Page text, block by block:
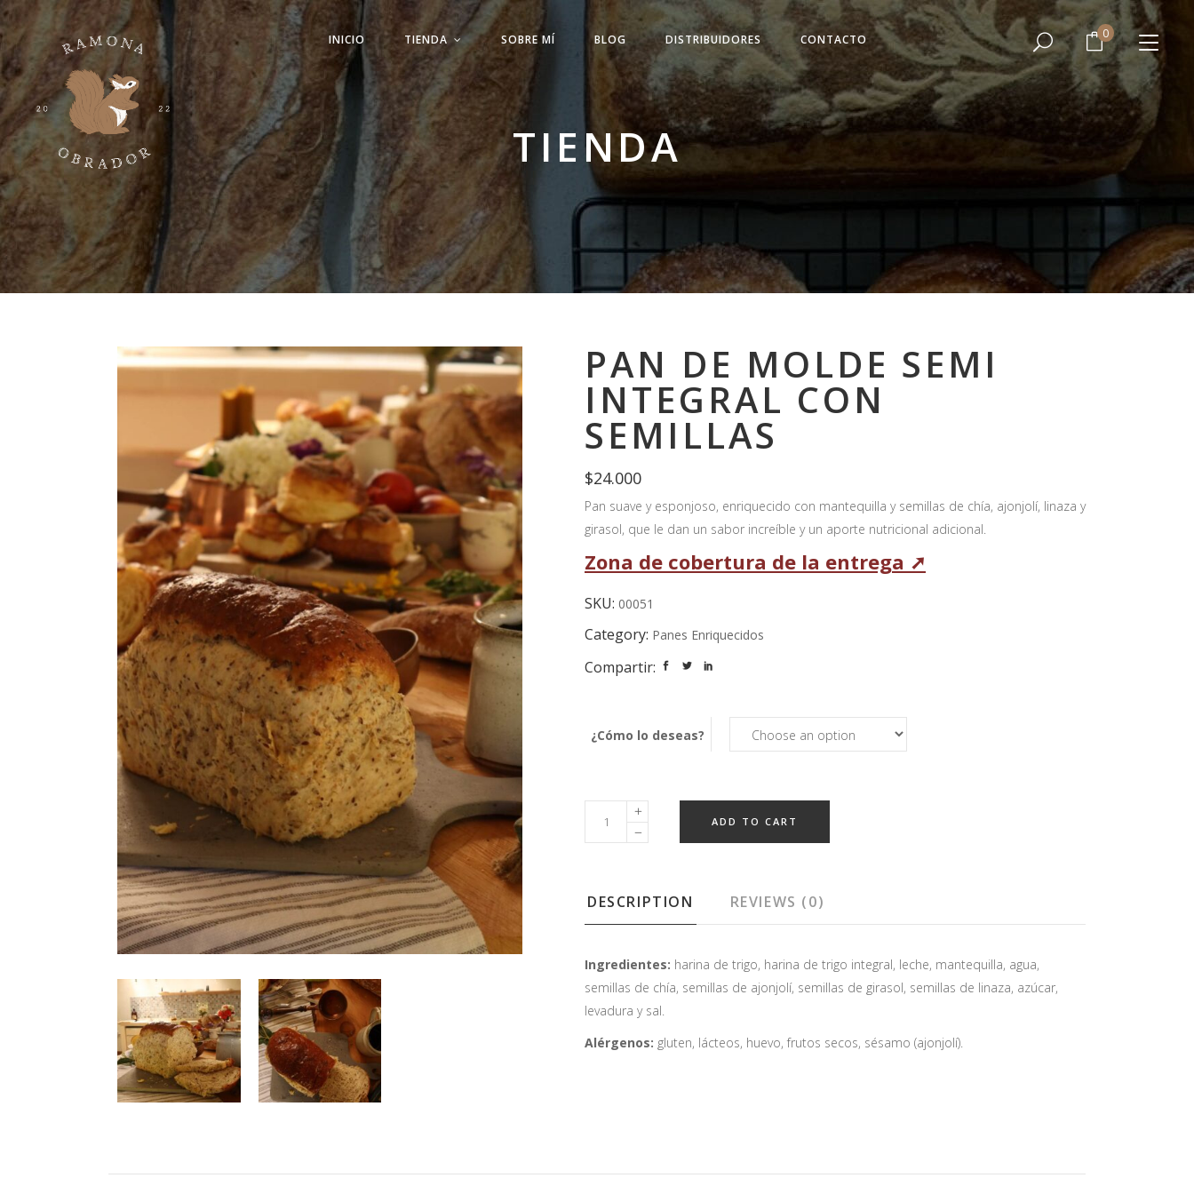
INICIO TIENDA SOBRE MÍ BLOG DISTRIBUIDORES CONTACTO 0
No hay productos en el Carrito.
No hay productos en el Carrito.
TIENDA
PAN DE MOLDE SEMI
INTEGRAL CON
SEMILLAS
$24.000
Pan suave y esponjoso, enriquecido con mantequilla y semillas de chía, ajonjolí, linaza y
girasol, que le dan un sabor increíble y un aporte nutricional adicional.
Zona de cobertura de la entrega ➚
SKU: 00051
Category: Panes Enriquecidos
Compartir:
¿Cómo lo deseas?
ADD TO CART
DESCRIPTION REVIEWS (0)
Ingredientes: harina de trigo, harina de trigo integral, leche, mantequilla, agua,
semillas de chía, semillas de ajonjolí, semillas de girasol, semillas de linaza, azúcar,
levadura y sal.
Alérgenos: gluten, lácteos, huevo, frutos secos, sésamo (ajonjolí).